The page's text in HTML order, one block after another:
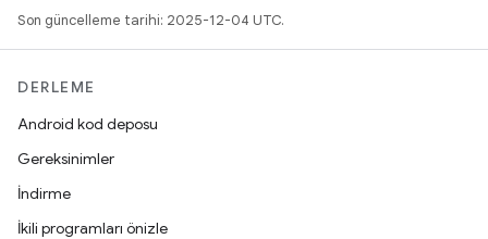
Son güncelleme tarihi: 2025-12-04 UTC.
DERLEME
Android kod deposu
Gereksinimler
İndirme
İkili programları önizle